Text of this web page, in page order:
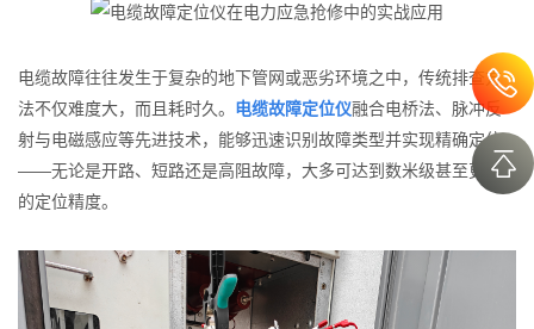
电缆故障往往发生于复杂的地下管网或恶劣环境之中，传统排查方
法不仅难度大，而且耗时久。 电缆故障定位仪融合电桥法、脉冲反
射与电磁感应等先进技术，能够迅速识别故障类型并实现精确定位
——无论是开路、短路还是高阻故障，大多可达到数米级甚至更高
的定位精度。